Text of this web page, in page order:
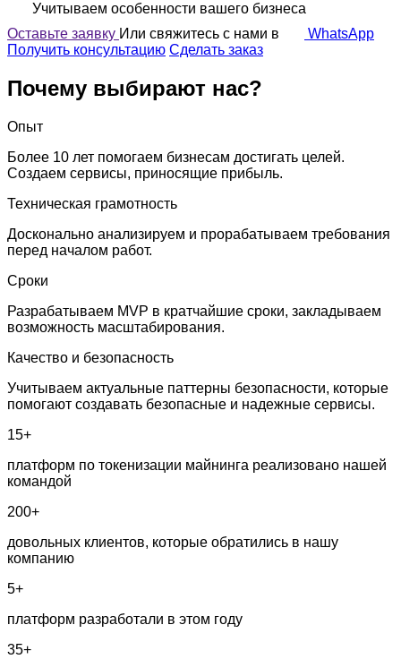
Учитываем особенности вашего бизнеса
Оставьте заявку Или свяжитесь с нами в
WhatsApp
Получить консультацию Сделать заказ
Почему выбирают нас?
Опыт
Более 10 лет помогаем бизнесам достигать целей.
Создаем сервисы, приносящие прибыль.
Техническая грамотность
Досконально анализируем и прорабатываем требования
перед началом работ.
Сроки
Разрабатываем MVP в кратчайшие сроки, закладываем
возможность масштабирования.
Качество и безопасность
Учитываем актуальные паттерны безопасности, которые
помогают создавать безопасные и надежные сервисы.
15+
платформ по токенизации майнинга реализовано нашей
командой
200+
довольных клиентов, которые обратились в нашу
компанию
5+
платформ разработали в этом году
35+